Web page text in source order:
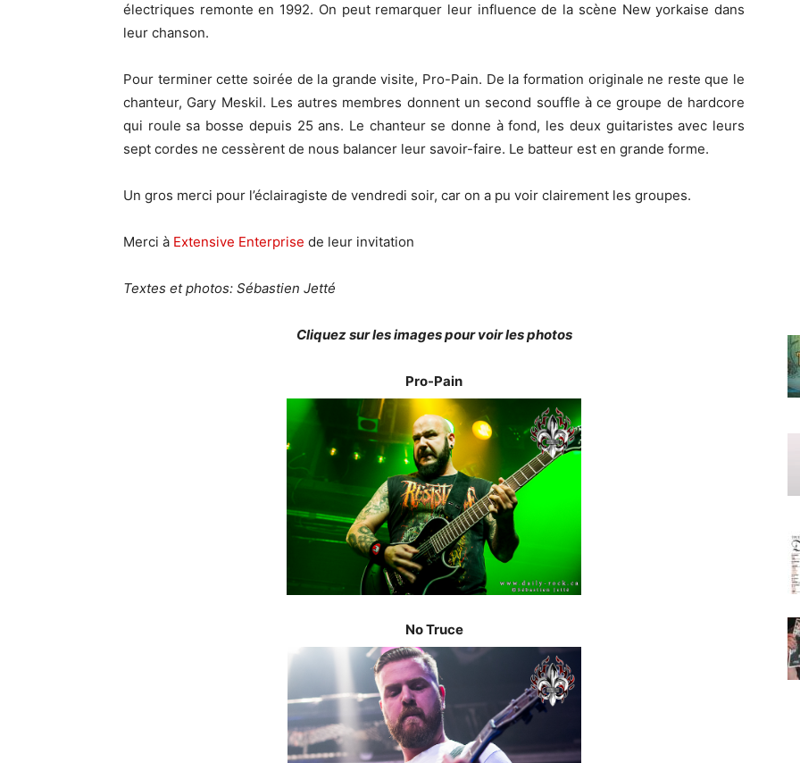
électriques remonte en 1992. On peut remarquer leur influence de la scène New yorkaise dans
leur chanson.
Pour terminer cette soirée de la grande visite, Pro-Pain. De la formation originale ne reste que le
chanteur, Gary Meskil. Les autres membres donnent un second souffle à ce groupe de hardcore
qui roule sa bosse depuis 25 ans. Le chanteur se donne à fond, les deux guitaristes avec leurs
sept cordes ne cessèrent de nous balancer leur savoir-faire. Le batteur est en grande forme.
Un gros merci pour l’éclairagiste de vendredi soir, car on a pu voir clairement les groupes.
Merci à Extensive Enterprise de leur invitation
Textes et photos: Sébastien Jetté
Cliquez sur les images pour voir les photos
Pro-Pain
No Truce